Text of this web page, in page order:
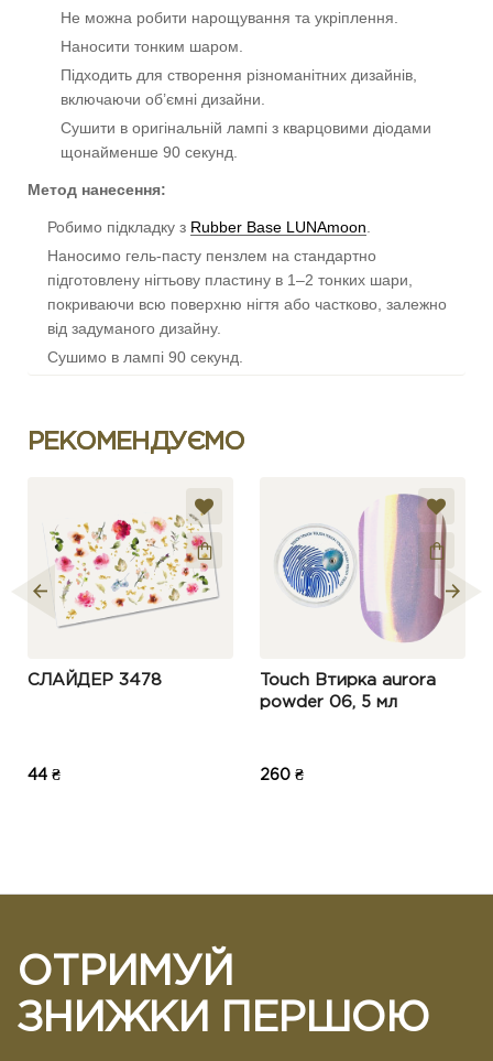
Не можна робити нарощування та укріплення.
Наносити тонким шаром.
Підходить для створення різноманітних дизайнів,
включаючи об’ємні дизайни.
Сушити в оригінальній лампі з кварцовими діодами
щонайменше 90 секунд.
Метод нанесення:
Робимо підкладку з Rubber Base LUNAmoon
Наносимо гель-пасту пензлем на стандартно
підготовлену нігтьову пластину в 1–2 тонких шари,
покриваючи всю поверхню нігтя або частково, залежно
від задуманого дизайну.
Сушимо в лампі 90 секунд.
втратитися блиск.
РЕКОМЕНДУЄМО
СЛАЙДЕР 3478
44 ₴
Touch Втирка aurora
powder 06, 5 мл
260 ₴
ОТРИМУЙ
ЗНИЖКИ ПЕРШОЮ